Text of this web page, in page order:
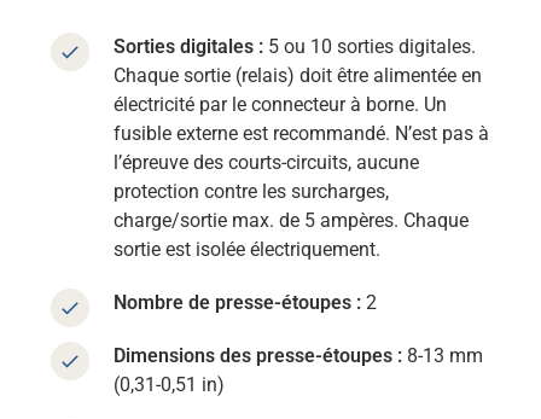
Sorties digitales : 5 ou 10 sorties digitales.
Chaque sortie (relais) doit être alimentée en
électricité par le connecteur à borne. Un
fusible externe est recommandé. N’est pas à
l’épreuve des courts-circuits, aucune
protection contre les surcharges,
charge/sortie max. de 5 ampères. Chaque
sortie est isolée électriquement.
Nombre de presse-étoupes : 2
Dimensions des presse-étoupes : 8-13 mm
(0,31-0,51 in)